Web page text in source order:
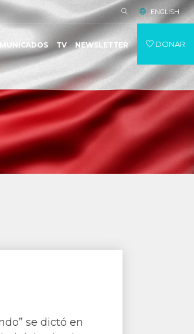
ENGLISH
TV NEWSLETTER DONAR
se dictó en